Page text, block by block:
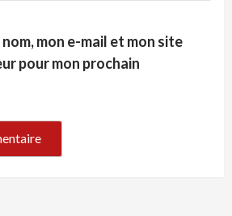
mon e-mail et mon site
pour mon prochain